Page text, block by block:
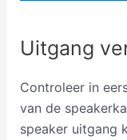
Uitgang
Controleer in
van de
speaker uitgang